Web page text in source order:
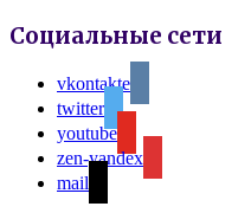
Социальные сети
vkontakte
twitter
youtube
zen-yandex
mail